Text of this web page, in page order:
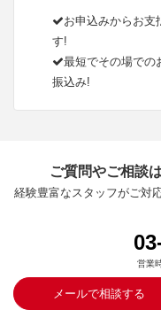
お申込みからお支
す!
最短でその場での
振込み!
ご質問やご相談
経験豊富なスタッフがご対
営業
メールで相談する